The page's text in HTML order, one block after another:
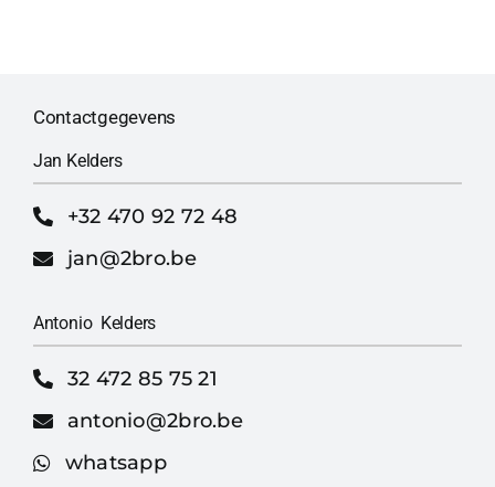
Contactgegevens
Jan Kelders
+32 470 92 72 48
jan@2bro.be
Antonio Kelders
32 472 85 75 21
antonio@2bro.be
whatsapp